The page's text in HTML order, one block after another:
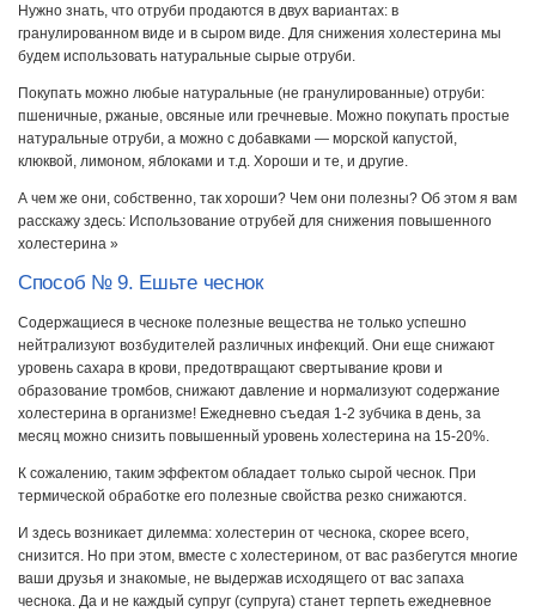
Нужно знать, что отруби продаются в двух вариантах: в
гранулированном виде и в сыром виде. Для снижения холестерина мы
будем использовать натуральные сырые отруби.
Покупать можно любые натуральные (не гранулированные) отруби:
пшеничные, ржаные, овсяные или гречневые. Можно покупать простые
натуральные отруби, а можно с добавками — морской капустой,
клюквой, лимоном, яблоками и т.д. Хороши и те, и другие.
А чем же они, собственно, так хороши? Чем они полезны? Об этом я вам
расскажу здесь: Использование отрубей для снижения повышенного
холестерина »
Способ № 9. Ешьте чеснок
Содержащиеся в чесноке полезные вещества не только успешно
нейтрализуют возбудителей различных инфекций. Они еще снижают
уровень сахара в крови, предотвращают свертывание крови и
образование тромбов, снижают давление и нормализуют содержание
холестерина в организме! Ежедневно съедая 1-2 зубчика в день, за
месяц можно снизить повышенный уровень холестерина на 15-20%.
К сожалению, таким эффектом обладает только сырой чеснок. При
термической обработке его полезные свойства резко снижаются.
И здесь возникает дилемма: холестерин от чеснока, скорее всего,
снизится. Но при этом, вместе с холестерином, от вас разбегутся многие
ваши друзья и знакомые, не выдержав исходящего от вас запаха
чеснока. Да и не каждый супруг (супруга) станет терпеть ежедневное